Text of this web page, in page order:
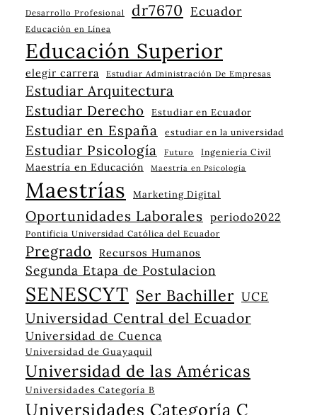
Desarrollo Profesional dr7670 Ecuador
Educación en Línea
Educación Superior
elegir carrera Estudiar Administración De Empresas
Estudiar Arquitectura
Estudiar Derecho
Estudiar en Ecuador
Estudiar en España estudiar en la universidad
Estudiar Psicología Futuro Ingeniería Civil
Maestría en Educación Maestría en Psicología
Maestrías Marketing Digital
Oportunidades Laborales periodo2022
Pontificia Universidad Católica del Ecuador
Pregrado Recursos Humanos
Segunda Etapa de Postulacion
SENESCYT Ser Bachiller UCE
Universidad Central del Ecuador
Universidad de Cuenca
Universidad de Guayaquil
Universidad de las Américas
Universidades Categoría B
Universidades Categoría C